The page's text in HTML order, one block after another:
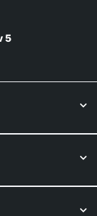
5